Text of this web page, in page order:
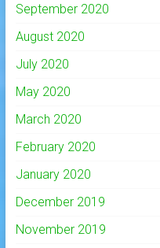
September 2020
August 2020
July 2020
May 2020
March 2020
February 2020
January 2020
December 2019
November 2019